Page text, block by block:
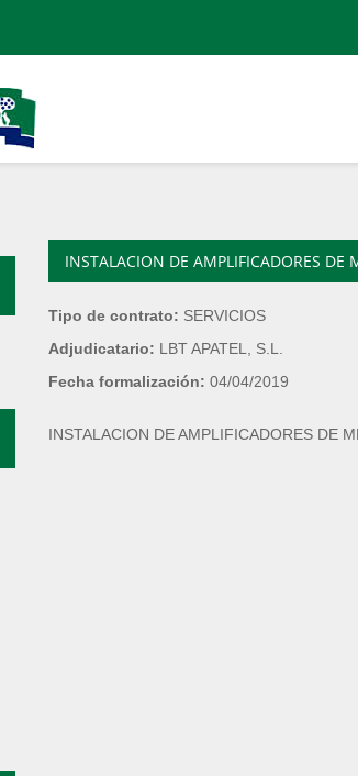
INSTALACION DE AMPLIFICADORES DE
Tipo de contrato: SERVICIOS
Adjudicatario: LBT APATEL, S.L.
Fecha formalización: 04/04/2019
INSTALACION DE AMPLIFICADORES DE